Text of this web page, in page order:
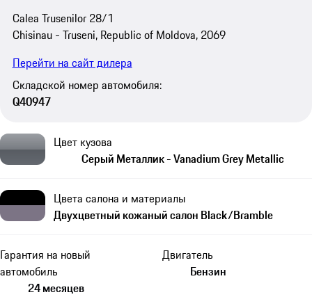
Calea Trusenilor 28/1
Chisinau - Truseni, Republic of Moldova, 2069
Перейти на сайт дилера
Складской номер автомобиля:
Q40947
Цвет кузова
Серый Металлик - Vanadium Grey Metallic
Цвета салона и материалы
Двухцветный кожаный салон Black/Bramble
Гарантия на новый
автомобиль
24 месяцев
Двигатель
Бензин